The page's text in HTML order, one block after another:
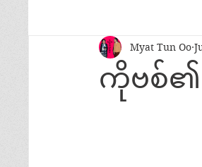
ကိုဗစ်၏
Myat Tun Oo